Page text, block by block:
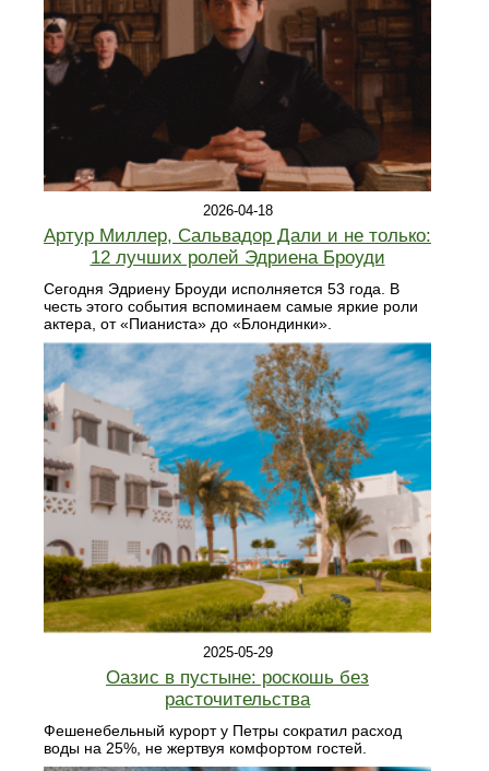
2026-04-18
Артур Миллер, Сальвадор Дали и не только:
12 лучших ролей Эдриена Броуди
Сегодня Эдриену Броуди исполняется 53 года. В
честь этого события вспоминаем самые яркие роли
актера, от «Пианиста» до «Блондинки».
2025-05-29
Оазис в пустыне: роскошь без
расточительства
Фешенебельный курорт у Петры сократил расход
воды на 25%, не жертвуя комфортом гостей.